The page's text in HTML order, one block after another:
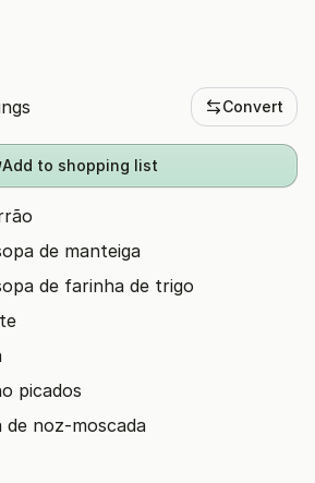
Convert
Add to shopping list
de manteiga
de farinha de trigo
picados
de noz-moscada